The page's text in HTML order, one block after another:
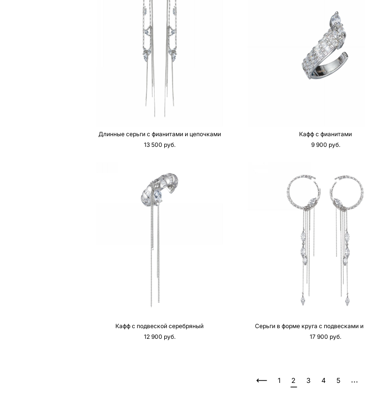
Длинные серьги с фианитами и цепочками
13 500 pуб.
Кафф с фианитами
9 900 pуб.
Кафф с подвеской серебряный
12 900 pуб.
Серьги в форме круга с подвесками
17 900 pуб.
1 2 3 4 5 ...